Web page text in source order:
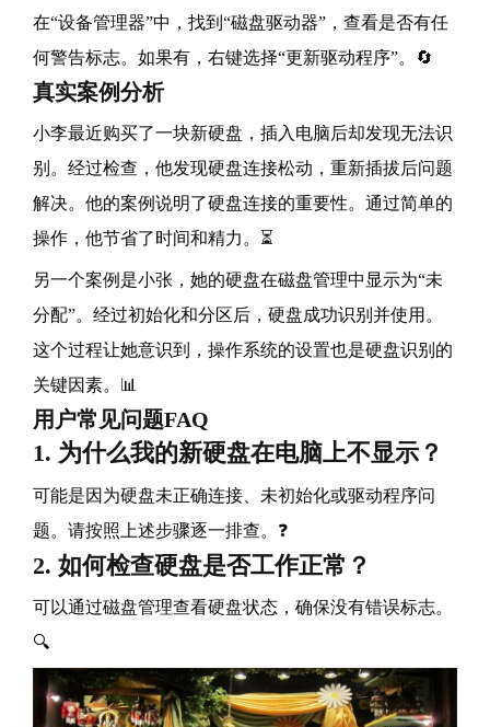
在“设备管理器”中，找到“磁盘驱动器”，查看是否有任
何警告标志。如果有，右键选择“更新驱动程序”。🔄
真实案例分析
小李最近购买了一块新硬盘，插入电脑后却发现无法识
别。经过检查，他发现硬盘连接松动，重新插拔后问题
解决。他的案例说明了硬盘连接的重要性。通过简单的
操作，他节省了时间和精力。⏳
另一个案例是小张，她的硬盘在磁盘管理中显示为“未
分配”。经过初始化和分区后，硬盘成功识别并使用。
这个过程让她意识到，操作系统的设置也是硬盘识别的
关键因素。📊
用户常见问题FAQ
1. 为什么我的新硬盘在电脑上不显示？
可能是因为硬盘未正确连接、未初始化或驱动程序问
题。请按照上述步骤逐一排查。❓
2. 如何检查硬盘是否工作正常？
可以通过磁盘管理查看硬盘状态，确保没有错误标志。
🔍